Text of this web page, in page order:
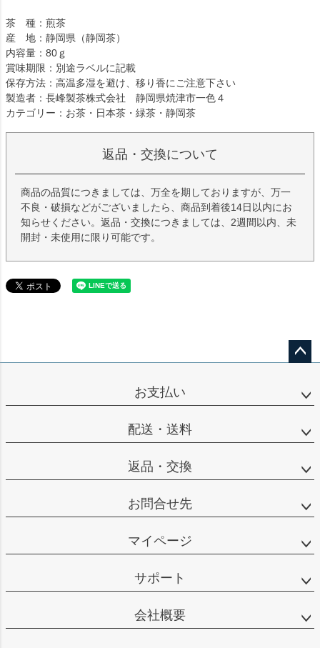
茶 種：煎茶
産 地：静岡県（静岡茶）
内容量：80ｇ
賞味期限：別途ラベルに記載
保存方法：高温多湿を避け、移り香にご注意下さい
製造者：長峰製茶株式会社 静岡県焼津市一色４
カテゴリー：お茶・日本茶・緑茶・静岡茶
返品・交換について
商品の品質につきましては、万全を期しておりますが、万一
不良・破損などがございましたら、商品到着後14日以内にお
知らせください。返品・交換につきましては、2週間以内、未
開封・未使用に限り可能です。
ップ
お支払い
配送・送料
返品・交換
お問合せ先
マイページ
サポート
会社概要